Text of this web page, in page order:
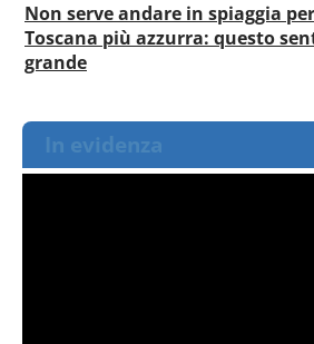
Non serve andare in spiaggia
Toscana più azzurra: questo
grande
In evidenza